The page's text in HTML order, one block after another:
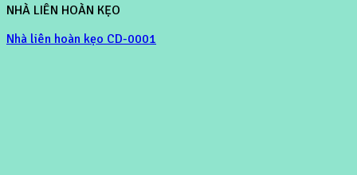
NHÀ LIÊN HOÀN KẸO
Nhà liên hoàn kẹo CD-0001